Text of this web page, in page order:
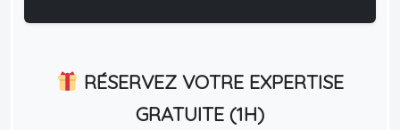
RÉSERVEZ VOTRE EXPERTISE
GRATUITE (1H)